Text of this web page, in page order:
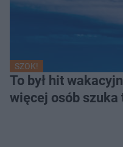
SZOK!
To był hit
więcej osób